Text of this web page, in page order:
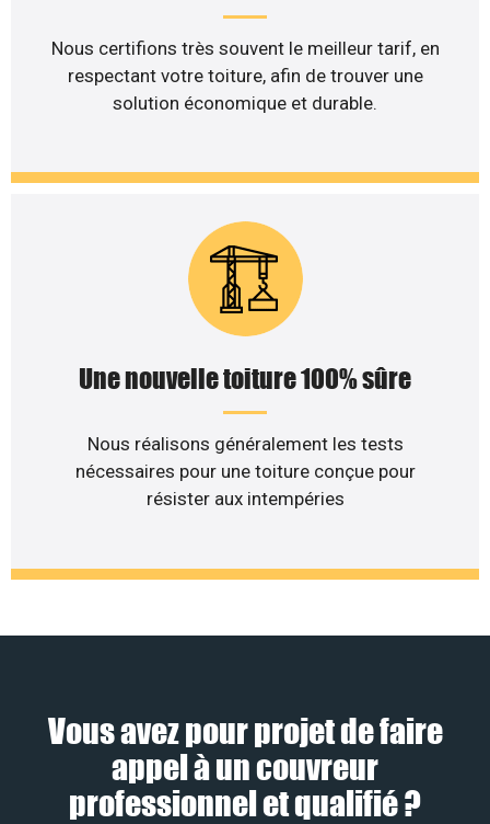
Nous certifions très souvent le meilleur tarif, en
respectant votre toiture, afin de trouver une
solution économique et durable.
Une nouvelle toiture 100% sûre
Nous réalisons généralement les tests
nécessaires pour une toiture conçue pour
résister aux intempéries
Vous avez pour projet de faire
appel à un couvreur
professionnel et qualifié ?